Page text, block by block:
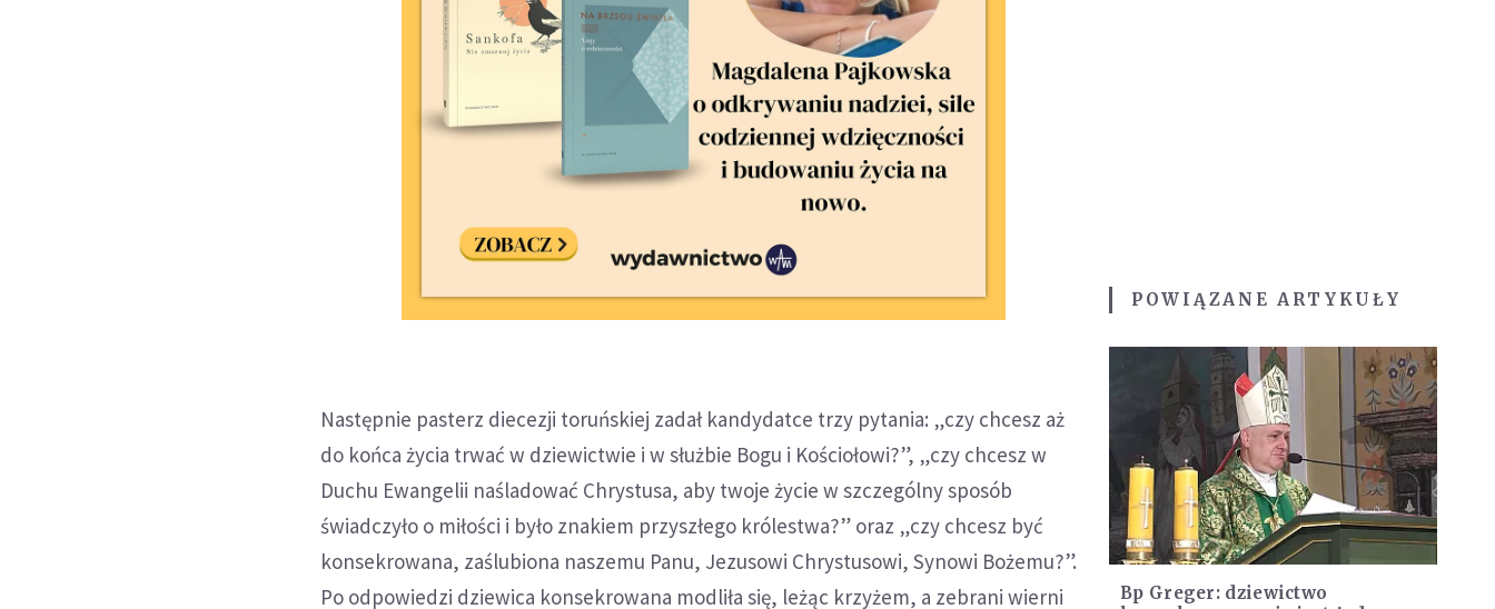
Następnie pasterz diecezji toruńskiej zadał kandydatce trzy pytania: „czy chcesz aż
do końca życia trwać w dziewictwie i w służbie Bogu i Kościołowi?”, „czy chcesz w
Duchu Ewangelii naśladować Chrystusa, aby twoje życie w szczególny sposób
świadczyło o miłości i było znakiem przyszłego królestwa?” oraz „czy chcesz być
konsekrowana, zaślubiona naszemu Panu, Jezusowi Chrystusowi, Synowi Bożemu?”.
Po odpowiedzi dziewica konsekrowana modliła się, leżąc krzyżem, a zebrani wierni
POWIĄZANE ARTYKUŁY
Bp Greger: dziewictwo